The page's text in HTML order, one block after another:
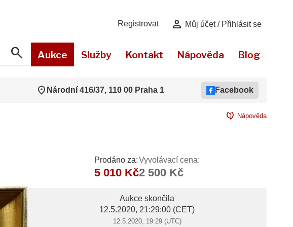
Registrovat person Můj účet / Přihlásit se
search Aukce Služby Kontakt Nápověda Blog
location_on Národní 416/37, 110 00 Praha 1 Facebook
contact_support Nápověda
Prodáno za:
5 010 Kč
Vyvolávací cena:
2 500 Kč
Aukce skončila
12.5.2020, 21:29:00 (CET)
12.5.2020, 19:29 (UTC)